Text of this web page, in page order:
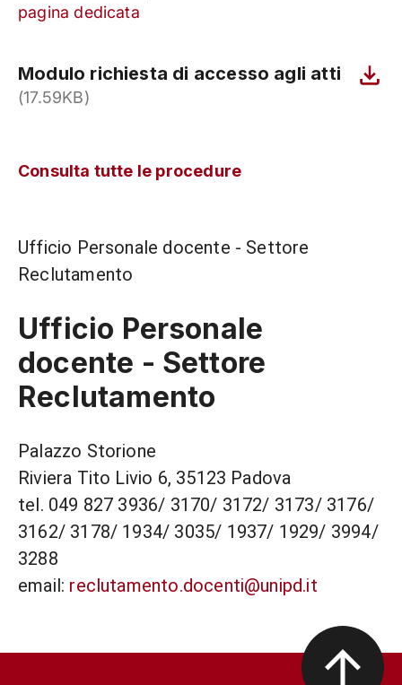
pagina dedicata
Modulo richiesta di accesso agli atti
(17.59KB)
Consulta tutte le procedure
Ufficio Personale docente - Settore
Reclutamento
Ufficio Personale
docente - Settore
Reclutamento
Palazzo Storione
Riviera Tito Livio 6, 35123 Padova
tel. 049 827 3936/ 3170/ 3172/ 3173/ 3176/
3162/ 3178/ 1934/ 3035/ 1937/ 1929/ 3994/
3288
email: reclutamento.docenti@unipd.it